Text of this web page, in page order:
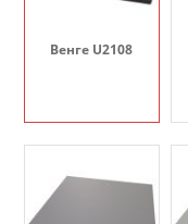
Венге U2108